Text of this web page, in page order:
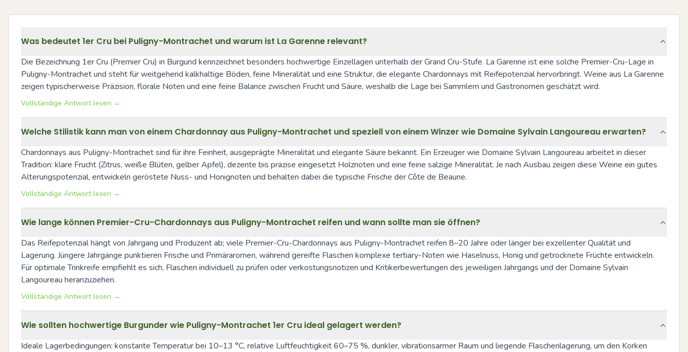
Was bedeutet 1er Cru bei Puligny-Montrachet und warum ist La Garenne relevant?
Die Bezeichnung 1er Cru (Premier Cru) in Burgund kennzeichnet besonders hochwertige Einzellagen unterhalb der Grand Cru-Stufe. La Garenne ist eine solche Premier-Cru-Lage in
Puligny-Montrachet und steht für weitgehend kalkhaltige Böden, feine Mineralität und eine Struktur, die elegante Chardonnays mit Reifepotenzial hervorbringt. Weine aus La Garenne
zeigen typischerweise Präzision, florale Noten und eine feine Balance zwischen Frucht und Säure, weshalb die Lage bei Sammlern und Gastronomen geschätzt wird.
Vollständige Antwort lesen →
Welche Stilistik kann man von einem Chardonnay aus Puligny-Montrachet und speziell von einem Winzer wie Domaine Sylvain Langoureau erwarten?
Chardonnays aus Puligny-Montrachet sind für ihre Feinheit, ausgeprägte Mineralität und elegante Säure bekannt. Ein Erzeuger wie Domaine Sylvain Langoureau arbeitet in dieser
Tradition: klare Frucht (Zitrus, weiße Blüten, gelber Apfel), dezente bis präzise eingesetzt Holznoten und eine feine salzige Mineralität. Je nach Ausbau zeigen diese Weine ein gutes
Alterungspotenzial, entwickeln geröstete Nuss- und Honignoten und behalten dabei die typische Frische der Côte de Beaune.
Vollständige Antwort lesen →
Wie lange können Premier-Cru-Chardonnays aus Puligny-Montrachet reifen und wann sollte man sie öffnen?
Das Reifepotenzial hängt von Jahrgang und Produzent ab; viele Premier-Cru-Chardonnays aus Puligny-Montrachet reifen 8–20 Jahre oder länger bei exzellenter Qualität und
Lagerung. Jüngere Jahrgänge punktieren Frische und Primäraromen, während gereifte Flaschen komplexe tertiary-Noten wie Haselnuss, Honig und getrocknete Früchte entwickeln.
Für optimale Trinkreife empfiehlt es sich, Flaschen individuell zu prüfen oder verkostungsnotizen und Kritikerbewertungen des jeweiligen Jahrgangs und der Domaine Sylvain
Langoureau heranzuziehen.
Vollständige Antwort lesen →
Wie sollten hochwertige Burgunder wie Puligny-Montrachet 1er Cru ideal gelagert werden?
Ideale Lagerbedingungen: konstante Temperatur bei 10–13 °C, relative Luftfeuchtigkeit 60–75 %, dunkler, vibrationsarmer Raum und liegende Flaschenlagerung, um den Korken